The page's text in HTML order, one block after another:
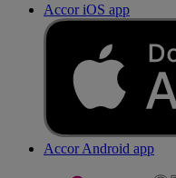
Accor iOS app
Accor Android app